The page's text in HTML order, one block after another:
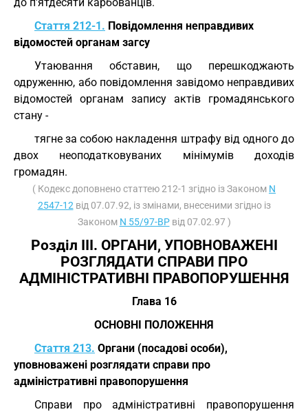
Стаття 212-1. Повідомлення неправдивих
відомостей органам загсу
Утаювання обставин, що перешкоджають
одруженню, або повідомлення завідомо неправдивих
відомостей органам запису актів громадянського
стану -
тягне за собою накладення штрафу від одного до
двох неоподатковуваних мінімумів доходів
громадян.
( Кодекс доповнено статтею 212-1 згідно із Законом N
2547-12 від 07.07.92, із змінами, внесеними згідно із
Законом N 55/97-ВРвід 07.02.97 )
Розділ III. ОРГАНИ, УПОВНОВАЖЕНІ
РОЗГЛЯДАТИ СПРАВИ ПРО
АДМІНІСТРАТИВНІ ПРАВОПОРУШЕННЯ
Глава 16
ОСНОВНІ ПОЛОЖЕННЯ
Стаття 213. Органи (посадові особи),
уповноважені розглядати справи про
адміністративні правопорушення
Справи про адміністративні правопорушення